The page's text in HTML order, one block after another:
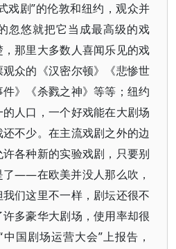
戏剧”的伦敦和纽约，观众并
忽悠就把它当成最高级的戏
那里大多数人喜闻乐见的戏
众的《汉密尔顿》《悲惨世
》《杀戮之神》等等；纽约
人口，一个好戏能在大剧场
不少。在主流戏剧之外的边
各种新的实验戏剧，只要别
了——在欧美并没人那么吹，
们这里不一样，剧坛还很不
多豪华大剧场，使用率却很
国剧场运营大会”上报告，